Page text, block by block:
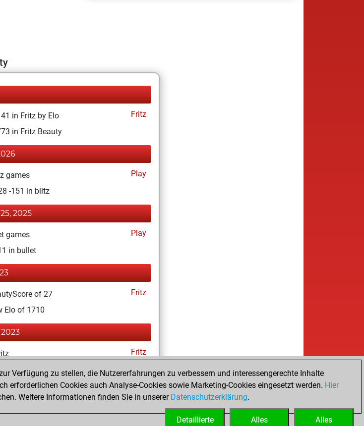
in Fritz by Elo
Fritz
in Fritz Beauty
games
Play
-151 in blitz
2025
games
Play
in bullet
of 27
Fritz
Elo of 1710
Fritz
account Fritz
Verfügung zu stellen, die Nutzererfahrungen zu verbessern und interessengerechte Inhalte
Cookies auch Analyse-Cookies sowie Marketing-Cookies eingesetzt werden. Hier
Weitere Informationen finden Sie in unserer Datenschutzerklärung.
Alles
Alles
Detaillierte